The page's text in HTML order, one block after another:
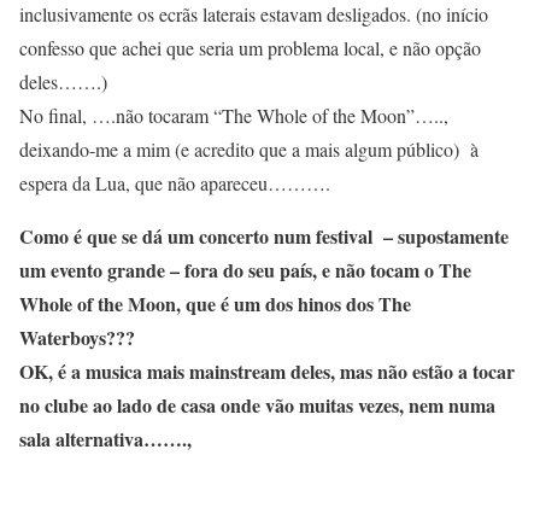
inclusivamente os ecrãs laterais estavam desligados. (no início
confesso que achei que seria um problema local, e não opção
deles…….)
No final, ….não tocaram “The Whole of the Moon”…..,
deixando-me a mim (e acredito que a mais algum público) à
espera da Lua, que não apareceu……….
Como é que se dá um concerto num festival – supostamente
um evento grande – fora do seu país, e não tocam o The
Whole of the Moon, que é um dos hinos dos The
Waterboys???
OK, é a musica mais mainstream deles, mas não estão a tocar
no clube ao lado de casa onde vãomuitasvezes, nem numa
sala alternativa…….,